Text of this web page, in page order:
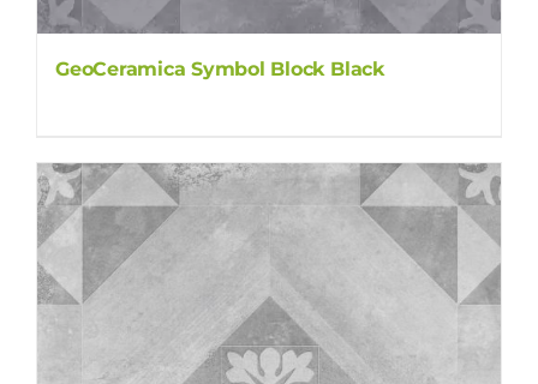
GeoCeramica Symbol Block Black